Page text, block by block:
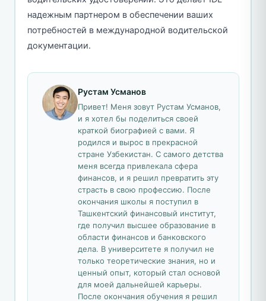
надежным партнером в обеспечении ваших
потребностей в международной водительской
документации.
Рустам Усманов
Привет! Меня зовут Рустам Усманов,
и я хотел бы поделиться своей
краткой биографией с вами. Я
родился и вырос в прекрасной
стране Узбекистан. С самого детства
меня всегда привлекала сфера
финансов, и я решил превратить эту
страсть в свою профессию. После
окончания школы я поступил в
Ташкентский финансовый институт,
где получил высшее образование в
области финансов и банковского
дела. В университете я получил не
только теоретические знания, но и
ценный опыт, который стал основой
для моей дальнейшей карьеры.
После окончания обучения я решил